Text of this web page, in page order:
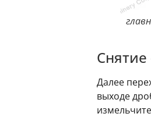
Снятие
Далее
выходе